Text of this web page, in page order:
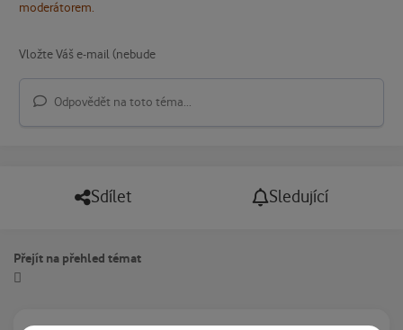
moderátorem.
Odpovědět na toto téma...
Sdílet Sledující
Přejít na přehled témat